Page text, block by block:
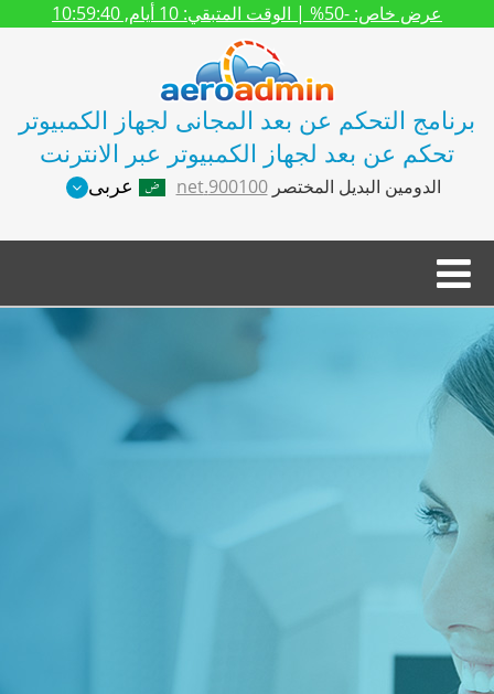
عرض خاص: -50% | الوقت المتبقي: 10 أيام, 10:59:39
برنامج التحكم عن بعد المجانى لجهاز الكمبيوتر
تحكم عن بعد لجهاز الكمبيوتر عبر الانترنت
الدومين البديل المختصر900100.net